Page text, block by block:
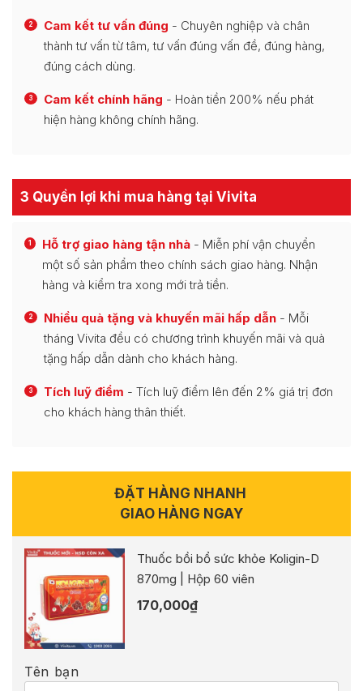
2 Cam kết tư vấn đúng - Chuyên nghiệp và chân
thành tư vấn từ tâm, tư vấn đúng vấn đề, đúng hàng,
đúng cách dùng.
3 Cam kết chính hãng - Hoàn tiền 200% nếu phát
hiện hàng không chính hãng.
3 Quyền lợi khi mua hàng tại Vivita
1 Hỗ trợ giao hàng tận nhà - Miễn phí vận chuyển
một số sản phẩm theo chính sách giao hàng. Nhận
hàng và kiểm tra xong mới trả tiền.
2 Nhiều quà tặng và khuyến mãi hấp dẫn - Mỗi
tháng Vivita đều có chương trình khuyến mãi và quà
tặng hấp dẫn dành cho khách hàng.
3 Tích luỹ điểm - Tích luỹ điểm lên đến 2% giá trị đơn
cho khách hàng thân thiết.
ĐẶT HÀNG NHANH
GIAO HÀNG NGAY
Thuốc bồi bổ sức khỏe Koligin-D
870mg | Hộp 60 viên
170,000₫
Tên bạn